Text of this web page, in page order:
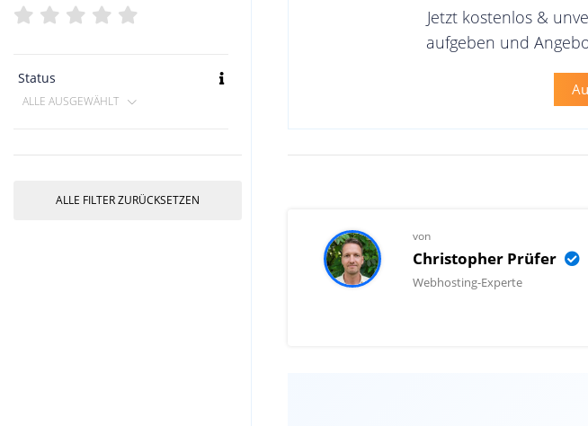
Status
ALLE AUSGEWÄHLT
ALLE FILTER ZURÜCKSETZEN
Jetzt kostenlos &
aufgeben und
von
Christopher Prüfer
Webhosting-Experte